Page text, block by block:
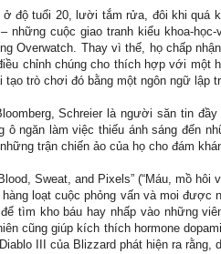
ở độ tuổi 20, lười tắm rửa, đôi khi quá
những cuộc giao tranh kiểu khoa-
Overwatch. Thay vì thế, họ chấp
chỉnh chúng cho thích hợp với một
tạo trò chơi đó bằng một ngôn ngữ lập
Schreier là người săn tin
ô ngăn làm việc thiếu ánh sáng đến
trận chiến ảo của họ cho đám
Sweat, and Pixels” (“Máu, mồ
hàng loạt cuộc phỏng vấn và moi
tìm kho báu hay nhấp vào những
cũng giúp kích thích hormone
III của Blizzard phát hiện ra